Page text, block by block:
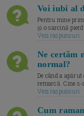
Voi iubi al
Pentru mine
și o sarcină
Vezi raspunsuri
Ne certăm
normal?
De când a
remarcă. Cine
Vezi raspunsuri
Cum